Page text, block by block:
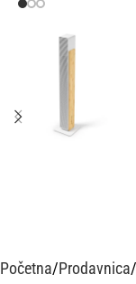
Početna Prodavnica